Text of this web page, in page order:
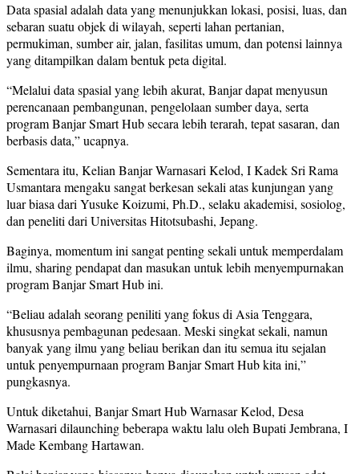
Data spasial adalah data yang menunjukkan lokasi, posisi, luas, dan
sebaran suatu objek di wilayah, seperti lahan pertanian,
permukiman, sumber air, jalan, fasilitas umum, dan potensi lainnya
yang ditampilkan dalam bentuk peta digital.
“Melalui data spasial yang lebih akurat, Banjar dapat menyusun
perencanaan pembangunan, pengelolaan sumber daya, serta
program Banjar Smart Hub secara lebih terarah, tepat sasaran, dan
berbasis data,” ucapnya.
Sementara itu, Kelian Banjar Warnasari Kelod, I Kadek Sri Rama
Usmantara mengaku sangat berkesan sekali atas kunjungan yang
luar biasa dari Yusuke Koizumi, Ph.D., selaku akademisi, sosiolog,
dan peneliti dari Universitas Hitotsubashi, Jepang.
Baginya, momentum ini sangat penting sekali untuk memperdalam
ilmu, sharing pendapat dan masukan untuk lebih menyempurnakan
program Banjar Smart Hub ini.
“Beliau adalah seorang peniliti yang fokus di Asia Tenggara,
khususnya pembagunan pedesaan. Meski singkat sekali, namun
banyak yang ilmu yang beliau berikan dan itu semua itu sejalan
untuk penyempurnaan program Banjar Smart Hub kita ini,”
pungkasnya.
Untuk diketahui, Banjar Smart Hub Warnasar Kelod, Desa
Warnasari dilaunching beberapa waktu lalu oleh Bupati Jembrana, I
Made Kembang Hartawan.